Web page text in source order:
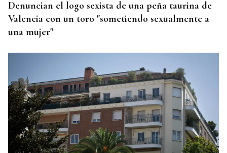
Denuncian el logo sexista de una peña taurina de
Valencia con un toro "sometiendo sexualmente a
una mujer"